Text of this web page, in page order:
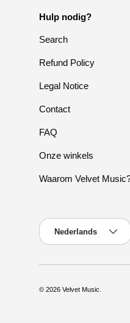
Hulp nodig?
Search
Refund Policy
Legal Notice
Contact
FAQ
Onze winkels
Waarom Velvet
Taal
Nederlands
© 2026 Velvet Music